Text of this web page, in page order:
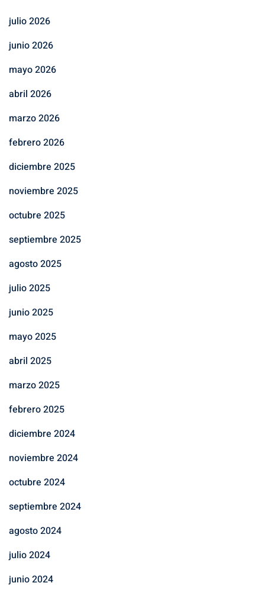
julio 2026
junio 2026
mayo 2026
abril 2026
marzo 2026
febrero 2026
diciembre 2025
noviembre 2025
octubre 2025
septiembre 2025
agosto 2025
julio 2025
junio 2025
mayo 2025
abril 2025
marzo 2025
febrero 2025
diciembre 2024
noviembre 2024
octubre 2024
septiembre 2024
agosto 2024
julio 2024
junio 2024